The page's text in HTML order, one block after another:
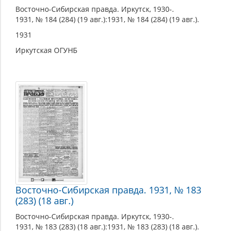
Восточно-Сибирская правда. Иркутск, 1930-.
1931, № 184 (284) (19 авг.):1931, № 184 (284) (19 авг.).
1931
Иркутская ОГУНБ
Восточно-Сибирская правда. 1931, № 183
(283) (18 авг.)
Восточно-Сибирская правда. Иркутск, 1930-.
1931, № 183 (283) (18 авг.):1931, № 183 (283) (18 авг.).